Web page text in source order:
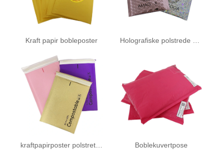
Kraft papir bobleposter
kraftpapirposter polstret med 100% komposterbar bobleposter Boblekuvertpose